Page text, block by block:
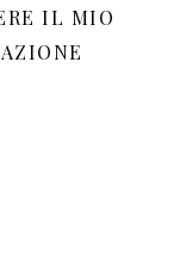
IL MIO